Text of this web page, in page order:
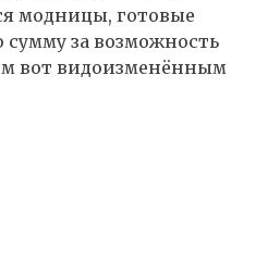
модницы, готовые
за возможность
вот видоизменённым